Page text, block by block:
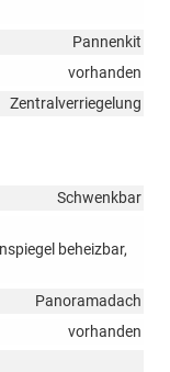
Pannenkit
vorhanden
Zentralverriegelung
Schwenkbar
beheizbar,
Panoramadach
vorhanden